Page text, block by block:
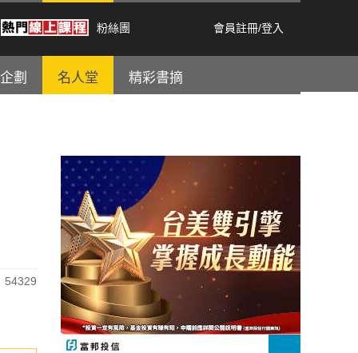
粉絲團 會員註冊/登入
劃 名人堂 精彩書摘
54329